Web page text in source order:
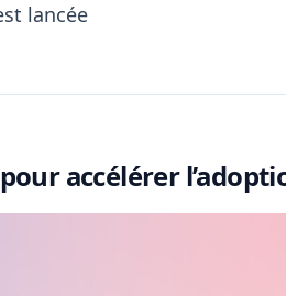
lancée
accélérer